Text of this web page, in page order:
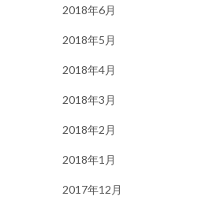
2018年6月
2018年5月
2018年4月
2018年3月
2018年2月
2018年1月
2017年12月